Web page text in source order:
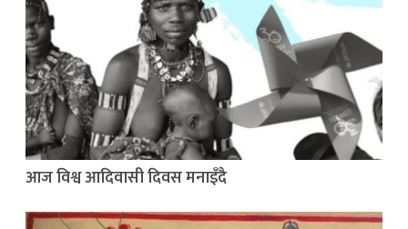
आज विश्व आदिवासी दिवस मनाइँदै